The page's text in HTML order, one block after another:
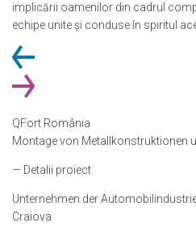
implicării oamenilor din cadrul
echipe unite și conduse în spiritul
QFort România
Montage von Metallkonstruktionen
— Detalii proiect
Unternehmen der
Craiova